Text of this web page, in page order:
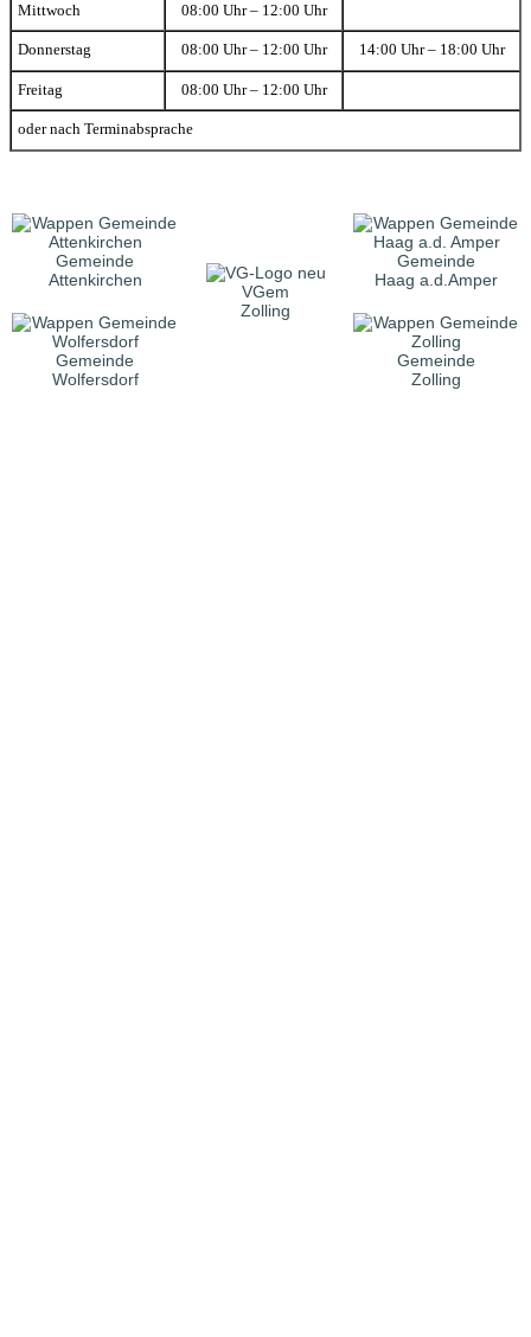
Mittwoch 08:00 Uhr – 12:00 Uhr
Donnerstag 08:00 Uhr – 12:00 Uhr 14:00 Uhr – 18:00 Uhr
Freitag 08:00 Uhr – 12:00 Uhr
oder nach Terminabsprache
Gemeinde
Attenkirchen
VGem
Zolling
Gemeinde
Haag a.d.Amper
Gemeinde
Wolfersdorf
Gemeinde
Zolling